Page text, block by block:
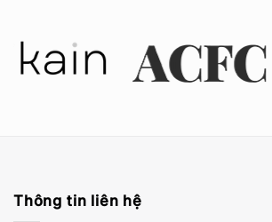
Thông tin liên hệ